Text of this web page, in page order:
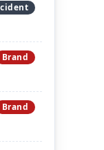
Brand
Brand